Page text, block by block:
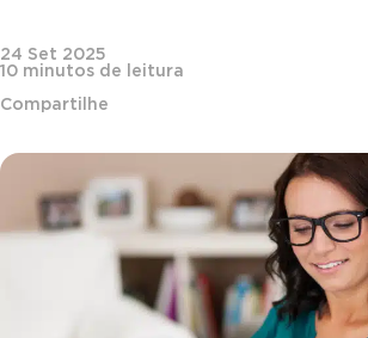
24 Set 2025
10 minutos de leitura
Compartilhe